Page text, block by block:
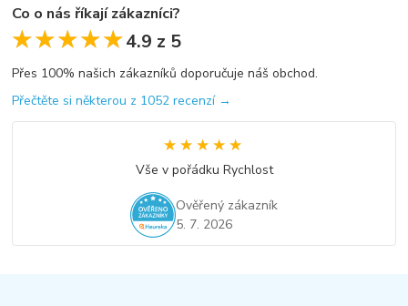
Co o nás říkají zákazníci?
★★★★★
★★★★★4.9 z 5
Přes 100% našich zákazníků doporučuje náš obchod.
Přečtěte si některou z 1052 recenzí →
★★★★★
★★★★★
Vše v pořádku Rychlost
Ověřený zákazník
5. 7. 2026